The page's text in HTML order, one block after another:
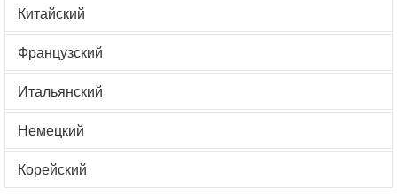
Китайский
Французский
Итальянский
Немецкий
Корейский